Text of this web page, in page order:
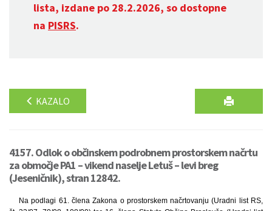
lista, izdane po 28.2.2026, so dostopne
na PISRS.
KAZALO
4157. Odlok o občinskem podrobnem prostorskem načrtu
za območje PA1 – vikend naselje Letuš – levi breg
(Jeseničnik), stran 12842.
Na podlagi 61. člena Zakona o prostorskem načrtovanju (Uradni list RS,